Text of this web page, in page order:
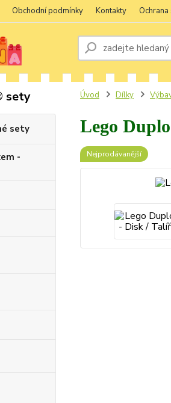
Obchodní podmínky Kontakty
sety
sety
-
Úvod Dílky
Lego
Nejprodávanější